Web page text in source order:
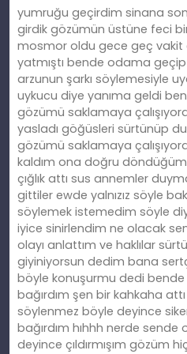
yumruğu geçirdim sinana
girdik gözümün üstüne feci
mosmor oldu gece geç vakit
yatmıştı bende odama
arzunun şarkı söylemesiyle
uykucu diye yanıma geldi
gözümü saklamaya
yasladı göğüsleri sürtünüp
gözümü saklamaya
kaldım ona doğru
çığlık attı sus annemler
gittiler ewde yalnızız söyle
söylemek istemedim söyle
iyice sinirlendim ne olacak
olayı anlattım ve haklılar
giyiniyorsun dedim bana
böyle konuşurmu dedi
bağırdım şen bir kahkaha
söylenmez böyle deyince
bağırdım hıhhh nerde sende
deyince çıldırmışım gözüm